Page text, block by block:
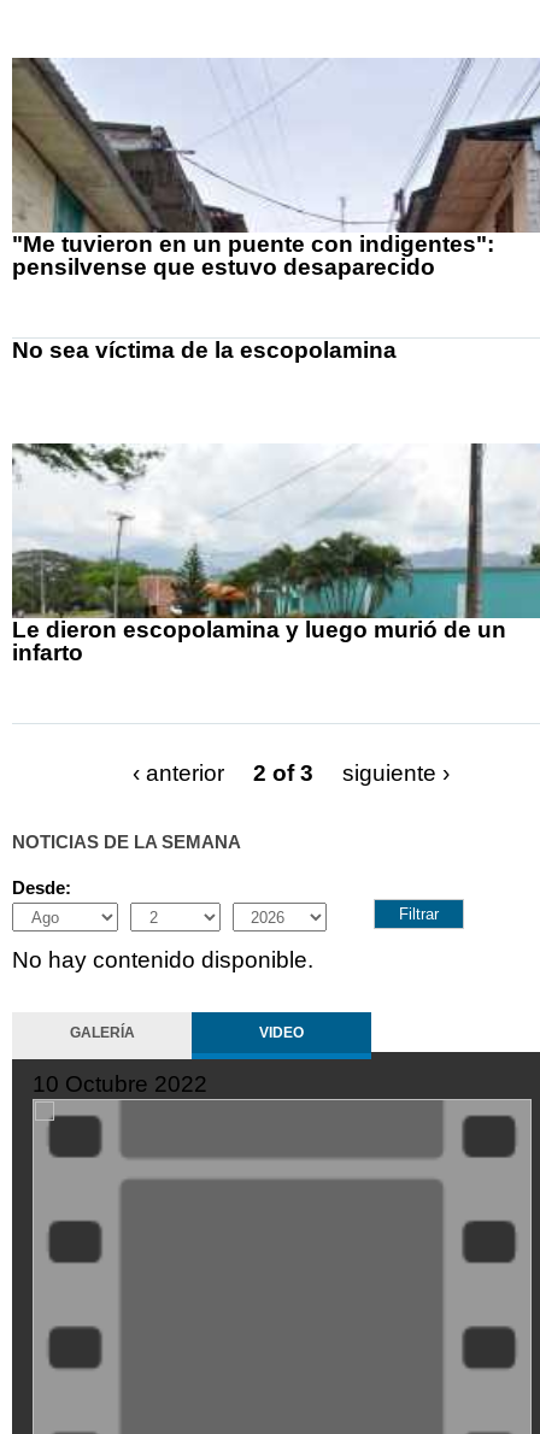
"Me tuvieron en un puente con indigentes":
pensilvense que estuvo desaparecido
No sea víctima de la escopolamina
Le dieron escopolamina y luego murió de un
infarto
‹ anterior 2 of 3 siguiente ›
NOTICIAS DE LA SEMANA
Desde:
Month
Day Year
No hay contenido disponible.
GALERÍA VIDEO
10 Octubre 2022
ZMtwiZ8t-